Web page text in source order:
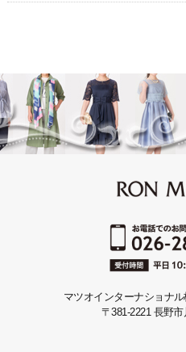
マツオインターナショナ
〒381-2221 長野